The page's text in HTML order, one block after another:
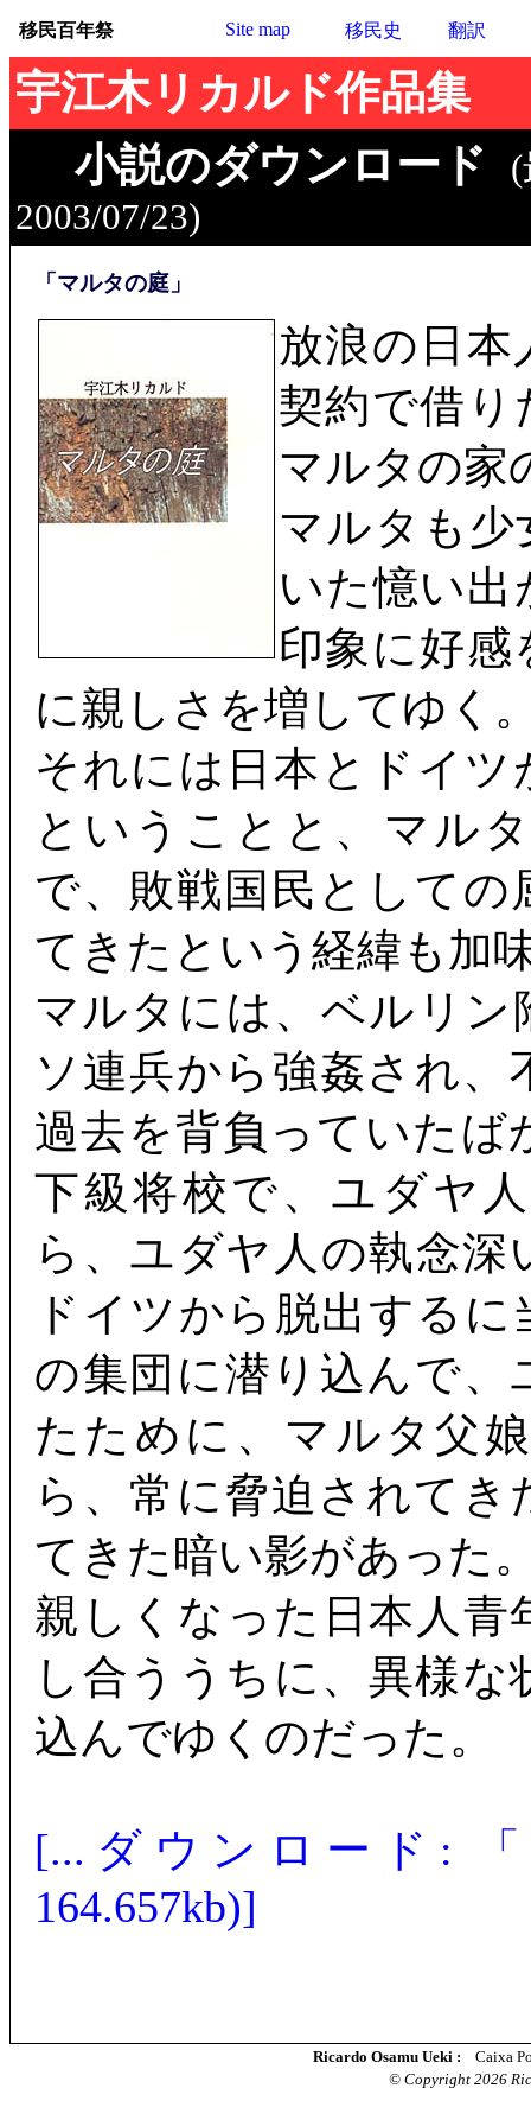
移民百年祭 Site map 移民史 翻訳
宇江木リカルド作品集
小説のダウンロード
2003/07/23)
「マルタの庭」
放浪の日本
契約で借り
マルタの家
マルタも少
いた憶い
印象に好感
に親しさを増してゆく
それには日本とドイ
ということと、マル
で、敗戦国民として
てきたという経緯も加
マルタには、ベルリ
ソ連兵から強姦され
過去を背負っていたば
下級将校で、ユダヤ
ら、ユダヤ人の執念
ドイツから脱出する
の集団に潜り込んで、
たために、マルタ父
ら、常に脅迫されて
てきた暗い影があった
親しくなった日本人
し合ううちに、異様
込んでゆくのだった。
[...ダウンロード: 「
164.657kb)]
Ricardo Osamu Ueki :
Caixa
© Copyright 2026